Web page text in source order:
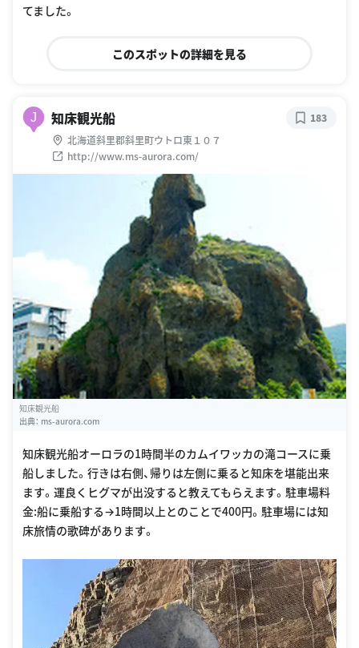
てました。
このスポットの詳細を見る
J 知床観光船
北海道斜里郡斜里町ウトロ東１０７
http://www.ms-aurora.com/
183
知床観光船
出典： ms-aurora.com
知床観光船オーロラの1時間半のカムイワッカの滝コースに乗
船しました。行きは右側、帰りは左側に乗ると知床を堪能出来
ます。運良くヒグマが出没すると教えてもらえます。駐車場料
金:船に乗船する→1時間以上とのことで400円。駐車場には知
床旅情の歌碑があります。